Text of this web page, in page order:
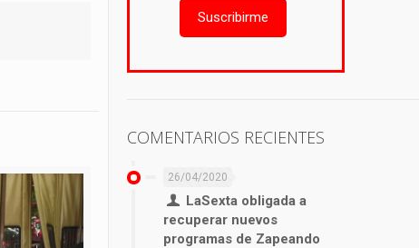
Suscribirme
COMENTARIOS RECIENTES
26/04/2020
LaSexta obligada a
recuperar nuevos
programas de Zapeando